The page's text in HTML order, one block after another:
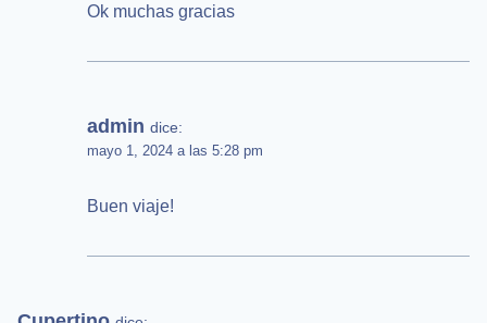
Ok muchas gracias
admin dice:
mayo 1, 2024 a las 5:28 pm
Buen viaje!